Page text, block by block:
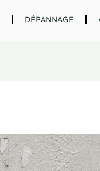
DÉPANNAGE